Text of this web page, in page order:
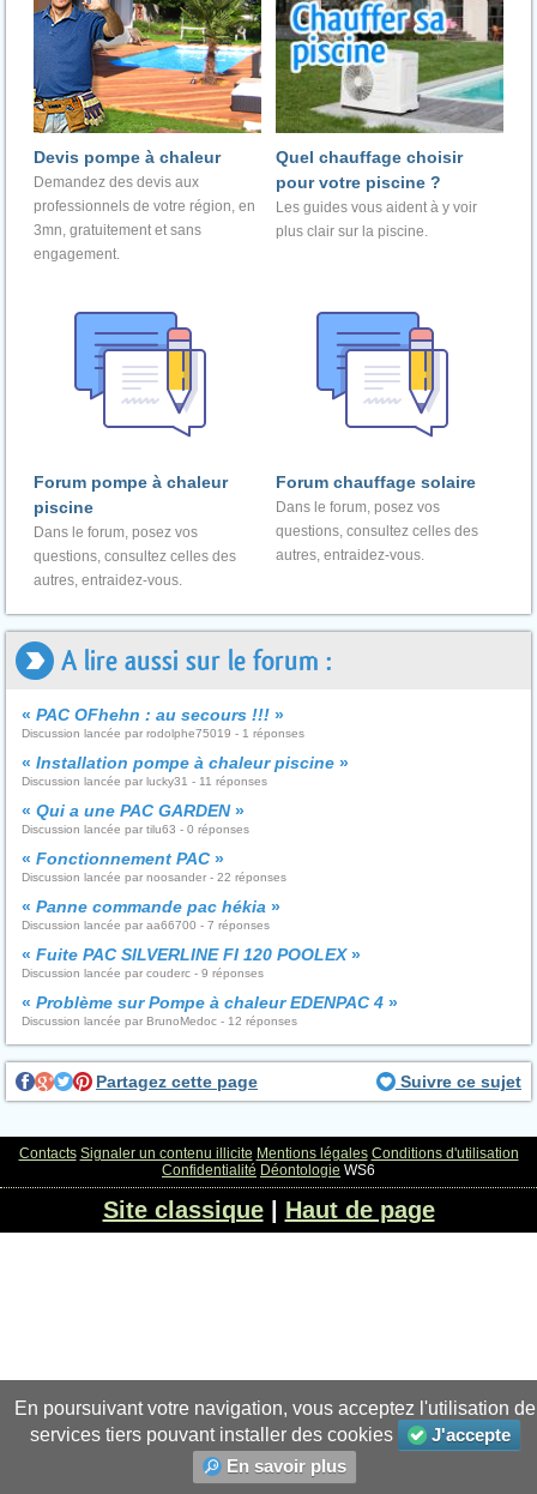
Devis pompe à chaleur
Demandez des devis aux
professionnels de votre région, en
3mn, gratuitement et sans
engagement.
Quel chauffage choisir
pour votre piscine ?
Les guides vous aident à y voir
plus clair sur la piscine.
Forum pompe à chaleur
piscine
Dans le forum, posez vos
questions, consultez celles des
autres, entraidez-vous.
Forum chauffage solaire
Dans le forum, posez vos
questions, consultez celles des
autres, entraidez-vous.
A lire aussi sur le forum :
« PAC OFhehn : au secours !!! »
Discussion lancée par rodolphe75019 - 1 réponses
« Installation pompe à chaleur piscine »
Discussion lancée par lucky31 - 11 réponses
« Qui a une PAC GARDEN»
Discussion lancée par tilu63 - 0 réponses
« Fonctionnement PAC »
Discussion lancée par noosander - 22 réponses
« Panne commande pac hékia »
Discussion lancée par aa66700 - 7 réponses
« Fuite PAC SILVERLINE FI 120 POOLEX»
Discussion lancée par couderc - 9 réponses
« Problème sur Pompe à chaleur EDENPAC 4 »
Discussion lancée par BrunoMedoc - 12 réponses
Partagez cette page Suivre ce sujet
Contacts Signaler un contenu illicite Mentions légales Conditions d'utilisation
Confidentialité Déontologie WS6
Site classique| Haut de page
En poursuivant votre navigation, vous acceptez l'utilisation de
services tiers pouvant installer des cookies
J'accepte
En savoir plus